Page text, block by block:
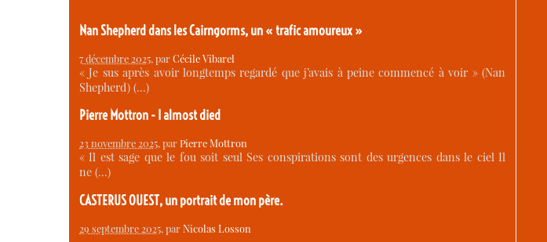
Nan Shepherd dans les Cairngorms, un « trafic amoureux »
7 décembre 2025, parCécile Vibarel
« Je sus après avoir longtemps regardé que j’avais à peine commencé à voir » (Nan
Shepherd) (…)
Pierre Mottron - I almost died
23 novembre 2025, parPierre Mottron
« Il est sage que le fou soit seul Ses conspirations sont des urgences dans le ciel Il
ne (…)
CASTERUS OUEST, un portrait de mon père.
29 septembre 2025, parNicolas Losson